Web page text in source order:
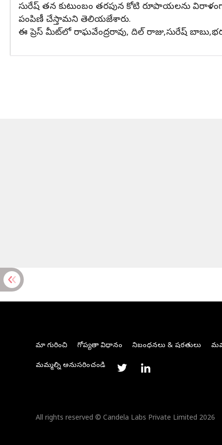
సురేష్ తన కుటుంబం తరపున కోటి రూపాయలను
పంపిణీ చేస్తామని తెలియజేశారు.
ఈ ప్రెస్ మీట్‌లో రాఘవేంద్రరావు, దిల్ రాజు,సురేష్
మా గురించి గోప్యతా విధానం నిబంధనలు & షరతులు
మమ్మల్ని అనుసరించండి
All rights reserved © Candela Labs Private Limited 2026